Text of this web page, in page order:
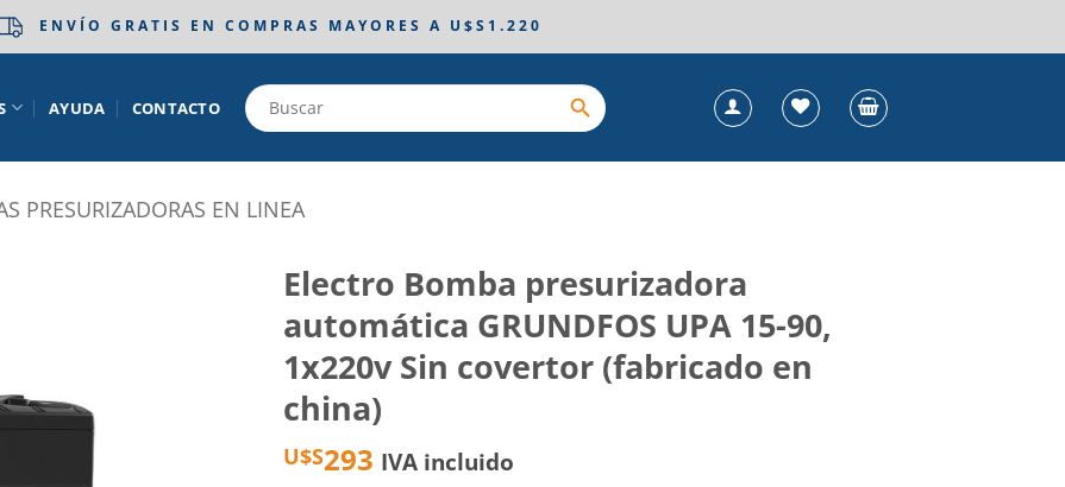
ENVÍO GRATIS EN COMPRAS MAYORES A U$S1.220
AYUDA CONTACTO
PRESURIZADORAS EN LINEA
Electro Bomba presurizadora
automática GRUNDFOS UPA 15-90,
1x220v Sin covertor (fabricado en
china)
U$S293 IVA incluido